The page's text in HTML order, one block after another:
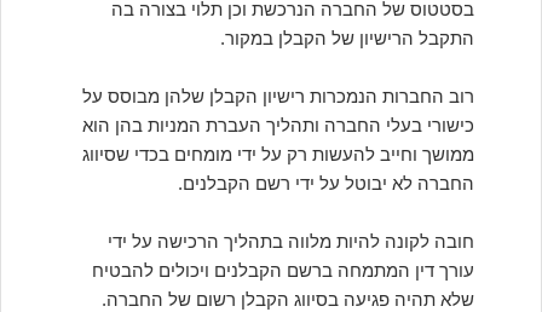
בסטטוס של החברה הנרכשת וכן תלוי בצורה בה
התקבל הרישיון של הקבלן במקור.
רוב החברות הנמכרות רישיון הקבלן שלהן מבוסס על
כישורי בעלי החברה ותהליך העברת המניות בהן הוא
ממושך וחייב להעשות רק על ידי מומחים בכדי שסיווג
החברה לא יבוטל על ידי רשם הקבלנים.
חובה לקונה להיות מלווה בתהליך הרכישה על ידי
עורך דין המתמחה ברשם הקבלנים ויכולים להבטיח
שלא תהיה פגיעה בסיווג הקבלן רשום של החברה.